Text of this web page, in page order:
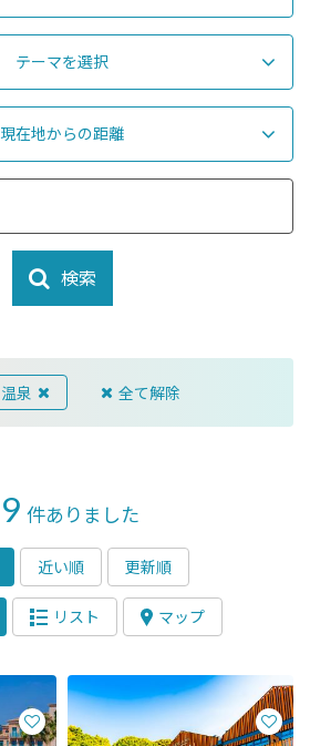
テーマを選択
現在地からの距離
検索
温泉 全て解除
9 件ありました
近い順 更新順
リスト マップ